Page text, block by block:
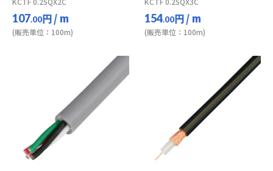
107.00円/ m
(販売単位：100m)
154.00円/ m
(販売単位：100m)